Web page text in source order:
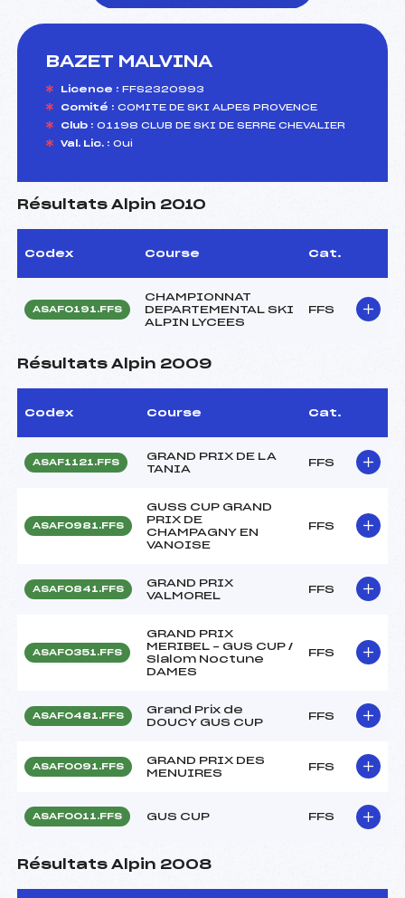
BAZET MALVINA
Licence : FFS2320993
Comité : COMITE DE SKI ALPES PROVENCE
Club : 01198 CLUB DE SKI DE SERRE CHEVALIER
Val. Lic. : Oui
Résultats Alpin 2010
Codex Course Cat.
ASAF0191.FFS
CHAMPIONNAT
DEPARTEMENTAL SKI
ALPIN LYCEES
FFS
Résultats Alpin 2009
Codex Course Cat.
ASAF1121.FFS
GRAND PRIX DE LA
TANIA
FFS
ASAF0981.FFS
GUSS CUP GRAND
PRIX DE
CHAMPAGNY EN
VANOISE
FFS
ASAF0841.FFS
GRAND PRIX
VALMOREL
FFS
ASAF0351.FFS
GRAND PRIX
MERIBEL – GUS CUP /
Slalom Noctune
DAMES
FFS
ASAF0481.FFS
Grand Prix de
DOUCY GUS CUP
FFS
ASAF0091.FFS
GRAND PRIX DES
MENUIRES
FFS
ASAF0011.FFS GUS CUP FFS
Résultats Alpin 2008